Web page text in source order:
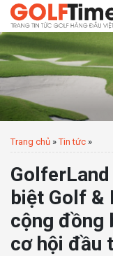
Trang chủ »Tin tức »
biệt Golf &
cộng đồng
cơ hội đầu